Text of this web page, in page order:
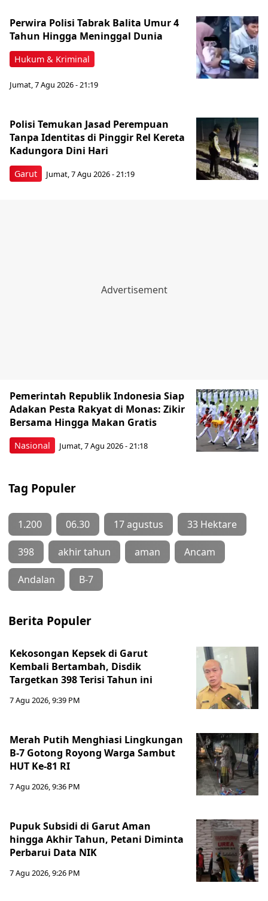
Hukum & Kriminal
Perwira Polisi Tabrak Balita Umur 4
Tahun Hingga Meninggal Dunia
Jumat, 7 Agu 2026 - 21:19
Garut
Polisi Temukan Jasad Perempuan
Tanpa Identitas di Pinggir Rel Kereta
Kadungora Dini Hari
Jumat, 7 Agu 2026 - 21:19
Nasional
Pemerintah Republik Indonesia Siap
Adakan Pesta Rakyat di Monas: Zikir
Bersama Hingga Makan Gratis
Jumat, 7 Agu 2026 - 21:18
Tag Populer
1.200 06.30 17 agustus 33 Hektare
398 akhir tahun aman Ancam
Andalan B-7
Berita Populer
Kekosongan Kepsek di Garut
Kembali Bertambah, Disdik
Targetkan 398 Terisi Tahun ini
7 Agu 2026, 9:39 PM
Merah Putih Menghiasi Lingkungan
B-7 Gotong Royong Warga Sambut
HUT Ke-81 RI
7 Agu 2026, 9:36 PM
Pupuk Subsidi di Garut Aman
hingga Akhir Tahun, Petani Diminta
Perbarui Data NIK
7 Agu 2026, 9:26 PM